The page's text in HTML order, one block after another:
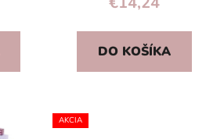
DO KOŠÍKA
AKCIA